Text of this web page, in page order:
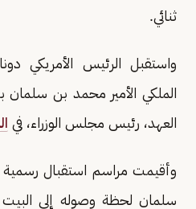
ثنائي.
واستقبل الرئيس الأمريكي
الملكي الأمير محمد بن سلمان
العهد، رئيس مجلس الوزراء، في
وأقيمت مراسم استقبال رسمية
سلمان لحظة وصوله إلى